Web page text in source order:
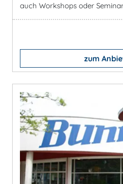
auch Workshops oder
zum